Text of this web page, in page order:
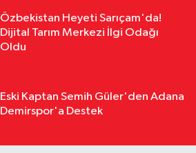
Özbekistan Heyeti Sarıçam'da!
Dijital Tarım Merkezi İlgi Odağı
Oldu
Eski Kaptan Semih Güler'den Adana
Demirspor'a Destek